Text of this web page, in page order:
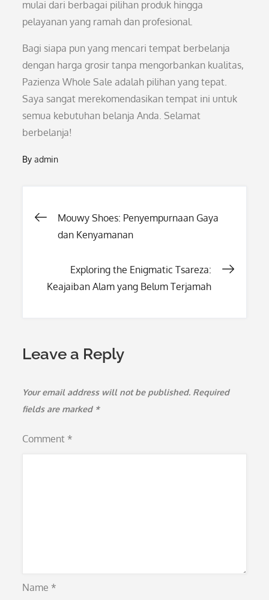
mulai dari berbagai pilihan produk hingga
pelayanan yang ramah dan profesional.
Bagi siapa pun yang mencari tempat berbelanja
dengan harga grosir tanpa mengorbankan kualitas,
Pazienza Whole Sale adalah pilihan yang tepat.
Saya sangat merekomendasikan tempat ini untuk
semua kebutuhan belanja Anda. Selamat
berbelanja!
Byadmin
Post
Mouwy Shoes: Penyempurnaan Gaya
dan Kenyamanan
Exploring the Enigmatic Tsareza:
Keajaiban Alam yang Belum Terjamah
Leave a Reply
Your email address will not be published. Required
fields are marked *
Comment *
Name *